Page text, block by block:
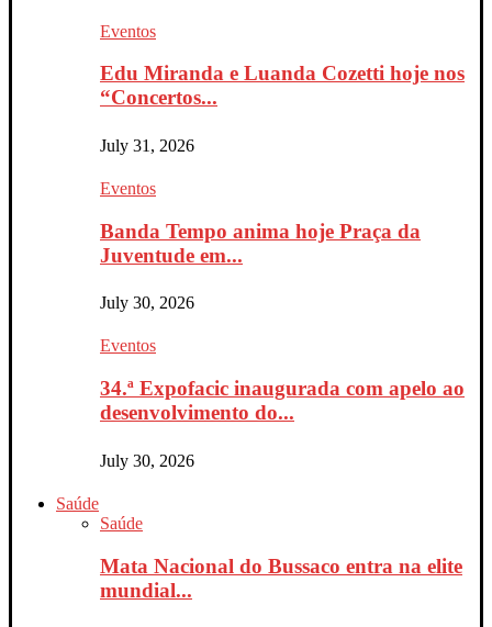
Eventos
Edu Miranda e Luanda Cozetti hoje nos
“Concertos...
July 31, 2026
Eventos
Banda Tempo anima hoje Praça da
Juventude em...
July 30, 2026
Eventos
34.ª Expofacic inaugurada com apelo ao
desenvolvimento do...
July 30, 2026
Saúde
Saúde
Mata Nacional do Bussaco entra na elite
mundial...